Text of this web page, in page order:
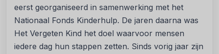
eerst georganiseerd in samenwerking met het
Nationaal Fonds Kinderhulp. De jaren daarna was
Het Vergeten Kind het doel waarvoor mensen
iedere dag hun stappen zetten. Sinds vorig jaar zijn